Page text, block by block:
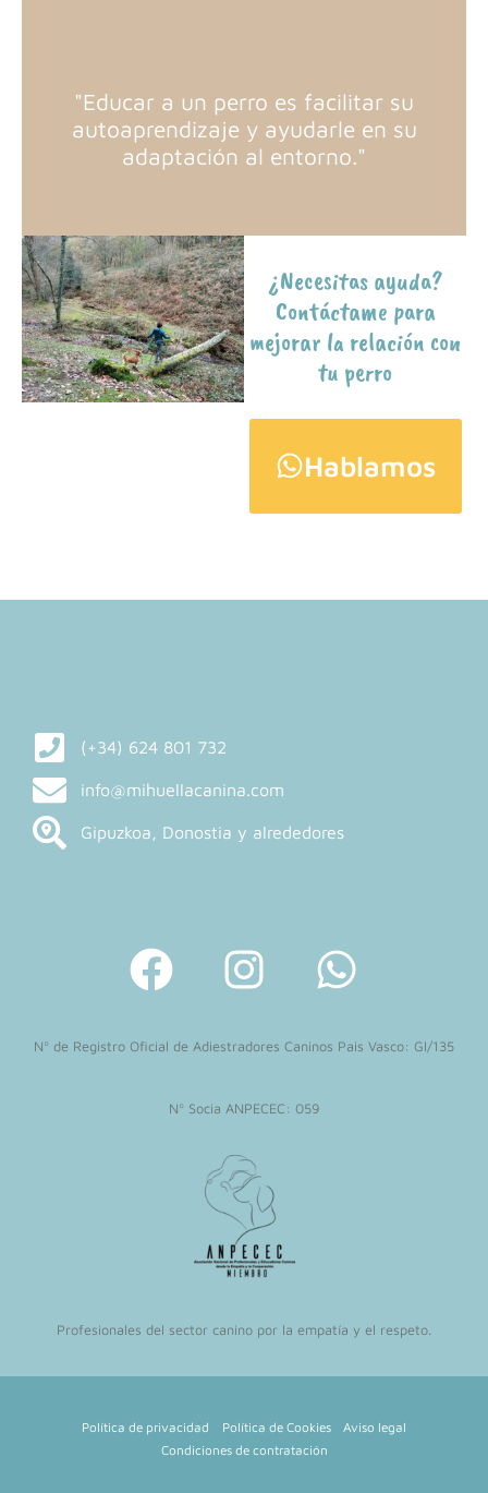
"Educar a un perro es facilitar su
autoaprendizaje y ayudarle en su
adaptación al entorno."
¿Necesitas ayuda?
Contáctame para
mejorar la relación con
tu perro
Hablamos
(+34) 624 801 732
info@mihuellacanina.com
Gipuzkoa, Donostia y alrededores
F
a
c
b
I
n
s
a
g
r
a
m
W
h
a
Nº de Registro Oficial de Adiestradores Caninos Pais Vasco: GI/135
Nº Socia ANPECEC: 059
Profesionales del sector canino por la empatía y el respeto.
Política de privacidad Política de Cookies
Aviso legal
Condiciones de contratación